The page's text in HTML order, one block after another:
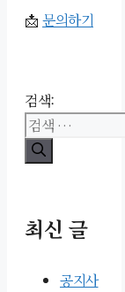
📩 문의하기
검색:
최신 글
공지사